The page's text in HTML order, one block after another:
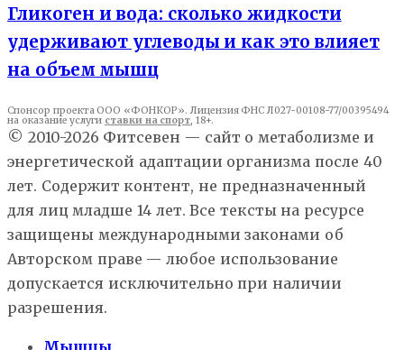
Гликоген и вода: сколько жидкости
удерживают углеводы и как это влияет
на объем мышц
Спонсор проекта ООО «ФОНКОР». Лицензия ФНС Л027-00108-77/00395494
на оказание услуги ставки на спорт, 18+.
© 2010-2026 Фитсевен — сайт о метаболизме и
энергетической адаптации организма после 40
лет. Содержит контент, не предназначенный
для лиц младше 14 лет. Все тексты на ресурсе
защищены международными законами об
Авторском праве — любое использование
допускается исключительно при наличии
разрешения.
Мышцы